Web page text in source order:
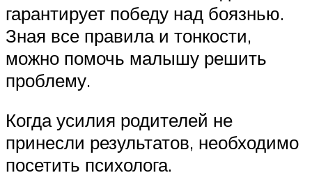
гарантирует победу над боязнью.
Зная все правила и тонкости,
можно помочь малышу решить
проблему.
Когда усилия родителей не
принесли результатов, необходимо
посетить психолога.